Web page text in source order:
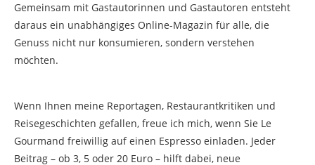
Gemeinsam mit Gastautorinnen und Gastautoren entsteht
daraus ein unabhängiges Online-Magazin für alle, die
Genuss nicht nur konsumieren, sondern verstehen
möchten.
Wenn Ihnen meine Reportagen, Restaurantkritiken und
Reisegeschichten gefallen, freue ich mich, wenn Sie Le
Gourmand freiwillig auf einen Espresso einladen. Jeder
Beitrag – ob 3, 5 oder 20 Euro – hilft dabei, neue